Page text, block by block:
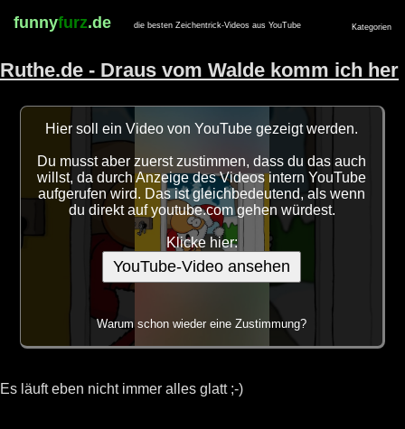
funnyfurz.de die besten Zeichentrick-Videos aus YouTube Kategorien
Ruthe.de - Draus vom Walde komm ich her
Hier soll ein Video von YouTube gezeigt werden.
Du musst aber zuerst zustimmen, dass du das auch
willst, da durch Anzeige des Videos intern YouTube
aufgerufen wird. Das ist gleichbedeutend, als wenn
du direkt auf youtube.com gehen würdest.
Klicke hier:
YouTube-Video ansehen
Warum schon wieder eine Zustimmung?
Es läuft eben nicht immer alles glatt ;-)